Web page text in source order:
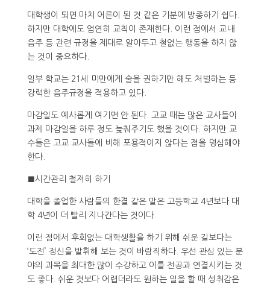
대학생이 되면 마치 어른이 된 것 같은 기분에 방종하기 쉽다.
하지만 대학에도 엄연히 교칙이 존재한다. 이런 점에서 교내
음주 등 관련 규정을 제대로 알아두고 철없는 행동을 하지 않
는 것이 중요하다.
일부 학교는 21세 미만에게 술을 권하기만 해도 처벌하는 등
강력한 음주규정을 적용하고 있다.
마감일도 예사롭게 여기면 안 된다. 고교 때는 많은 교사들이
과제 마감일을 하루 정도 늦춰주기도 했을 것이다. 하지만 교
수들은 고교 교사들에 비해 포용적이지 않다는 점을 명심해야
한다.
■시간관리 철저히 하기
대학을 졸업한 사람들의 한결 같은 말은 고등학교 4년보다 대
학 4년이 더 빨리 지나간다는 것이다.
이런 점에서 후회없는 대학생활을 하기 위해 쉬운 길보다는
‘도전’ 정신을 발휘해 보는 것이 바람직하다. 우선 관심 있는 분
야의 과목을 최대한 많이 수강하고 이를 전공과 연결시키는 것
도 좋다. 쉬운 것보다 어렵더라도 원하는 일을 할 때 성취감은